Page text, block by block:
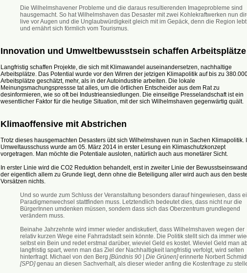
Die Wilhelmshavener Probleme und die daraus resultierenden Imageprobleme sind
hausgemacht. So hat Wilhelmshaven das Desaster mit zwei Kohlekraftwerken nun
live vor Augen und die Unglaubwürdigkeit gleich mit im Gepäck, denn die Region lebt
und ernährt sich förmlich vom Tourismus.
Innovation und Umweltbewusstsein schaffen Arbeitsplätze
Langfristig schaffen Projekte, die sich mit Klimawandel auseinandersetzen, nachhaltige
Arbeitsplätze. Das Potential wurde vor den Wirren der jetzigen Klimapolitik auf bis zu
Arbeitsplätze geschätzt, mehr, als in der Autoindustrie arbeiten. Die lokale
Meinungsmachungspressse tat alles, um die örtlichen Entscheider aus dem Rat zu
desinformieren, wie so oft bei Industrieansiedlungen. Die einseitige Presselandschaft ist ein
wesentlicher Faktor für die heutige Situation, mit der sich Wilhelmshaven gegenwärtig quält.
Klimaoffensive mit Abstrichen
Trotz dieses hausgemachten Desasters übt sich Wilhelmshaven nun in Sachen Klimapolitik.
Umweltausschuss wurde am 05. März 2014 in erster Lesung ein Klimaschutzkonzept
vorgetragen. Man möchte die Potentiale ausloten, natürlich auch aus monetärer Sicht.
In erster Linie wird die CO2 Reduktion behandelt, erst in zweiter Linie der
der eigentlich allem zu Grunde liegt, denn ohne die Beteiligung aller wird auch aus den
Vorsätzen nichts.
Und so wurde zum Schluss der Veranstaltung besonders darauf hingewiesen, dass
Paradigmenwechsel stattfinden muss. Letztendlich bedeutet dies, dass nicht nur die
BürgerInnen umdenken müssen, sondern dass sich das Oberzentrum grundlegend
verändern muss.
Beinahe Jahrzehnte wird immer wieder andiskutiert, dass Wilhelmshaven wegen der
relativ kurzen Wege eine Fahrradstadt sein könnte. Die Politik stellt sich da immer
selbst ein Bein und redet erstmal darüber, wieviel Geld es kostet. Wieviel Geld man
langfristig spart, wenn man das Ziel der Nachhaltigkeit langfristig verfolgt, wird selten
hinterfragt. Michael von den Berg [Bündnis 90 | Die Grünen]erinnerte Norbert
[SPD]genau an diesen Sachverhalt, als dieser wieder anfing die Kostenfrage zu